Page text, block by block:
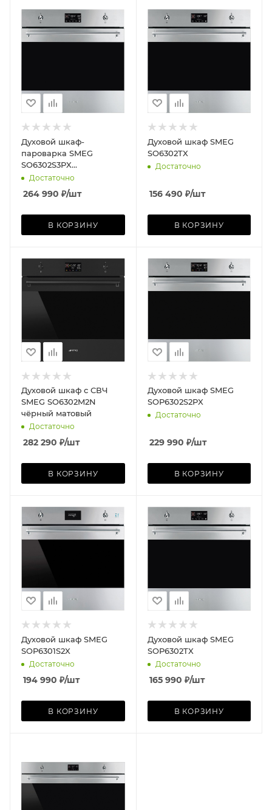
Духовой шкаф-
пароварка SMEG
SO6302S3PX
нержавеющая сталь
Достаточно
264 990 ₽/шт
В КОРЗИНУ
Духовой шкаф SMEG
SO6302TX
Достаточно
156 490 ₽/шт
В КОРЗИНУ
Духовой шкаф с СВЧ
SMEG SO6302M2N
чёрный матовый
Достаточно
282 290 ₽/шт
В КОРЗИНУ
Духовой шкаф SMEG
SOP6302S2PX
Достаточно
229 990 ₽/шт
В КОРЗИНУ
Духовой шкаф SMEG
SOP6301S2X
Достаточно
194 990 ₽/шт
В КОРЗИНУ
Духовой шкаф SMEG
SOP6302TX
Достаточно
165 990 ₽/шт
В КОРЗИНУ